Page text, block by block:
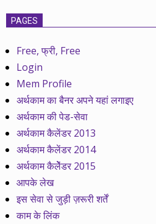
PAGES
Free, फ्री, Free
Login
Mem Profile
अर्थकाम का बैनर अपने यहां लगाइए
अर्थकाम की पेड-सेवा
अर्थकाम कैलेंडर 2013
अर्थकाम कैलेंडर 2014
अर्थकाम कैलेेंडर 2015
आपके लेख
इस सेवा से जुड़ी ज़रूरी शर्तें
काम के लिंक